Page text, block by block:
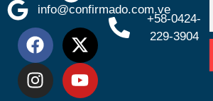
info@confirmado.com.ve
+58-0424-
229-3904